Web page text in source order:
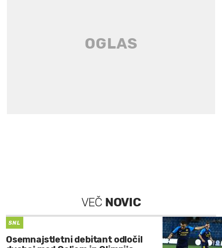
VEČ NOVIC
SNL
Osemnajstletni debitant odločil